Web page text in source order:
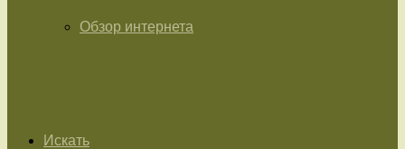
Обзор интернета
Искать